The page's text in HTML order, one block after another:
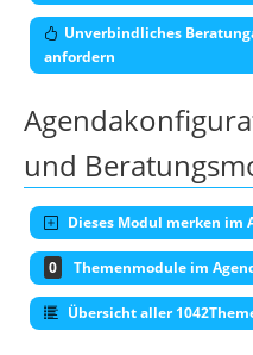
Unverbindliches
anfordern
und
Dieses Modul merken im
0 Themenmodule im
Übersicht aller